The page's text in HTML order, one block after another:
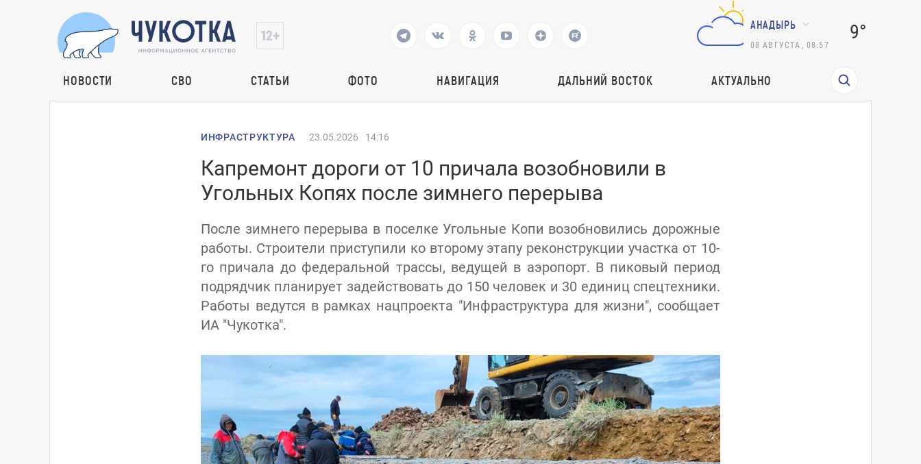
АНАДЫРЬ
08 АВГУСТА 08:57
9°
НОВОСТИ СВО СТАТЬИ ФОТО НАВИГАЦИЯ ДАЛЬНИЙ ВОСТОК АКТУАЛЬНО
ИНФРАСТРУКТУРА 23.05.2026 14:16
Капремонт дороги от 10 причала возобновили в
Угольных Копях после зимнего перерыва
После зимнего перерыва в поселке Угольные Копи возобновились дорожные
работы. Строители приступили ко второму этапу реконструкции участка от 10-
го причала до федеральной трассы, ведущей в аэропорт. В пиковый период
подрядчик планирует задействовать до 150 человек и 30 единиц спецтехники.
Работы ведутся в рамках нацпроекта "Инфраструктура для жизни", сообщает
ИА "Чукотка".